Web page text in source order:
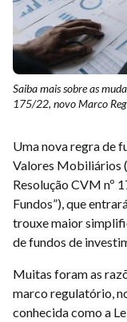
Saiba mais sobre as
175/22, novo Marco
Uma nova regra de
Valores Mobiliários
Resolução CVM nº
Fundos”), que
trouxe maior
de fundos de
Muitas foram as
marco regulatório,
conhecida como a